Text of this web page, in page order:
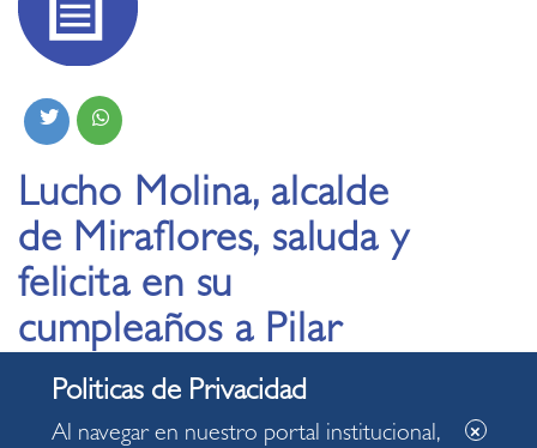
Lucho Molina, alcalde
de Miraflores, saluda y
felicita en su
cumpleaños a Pilar
Britto, Presidenta
Nacional del Comité
Al navegar en nuestro portal institucional,